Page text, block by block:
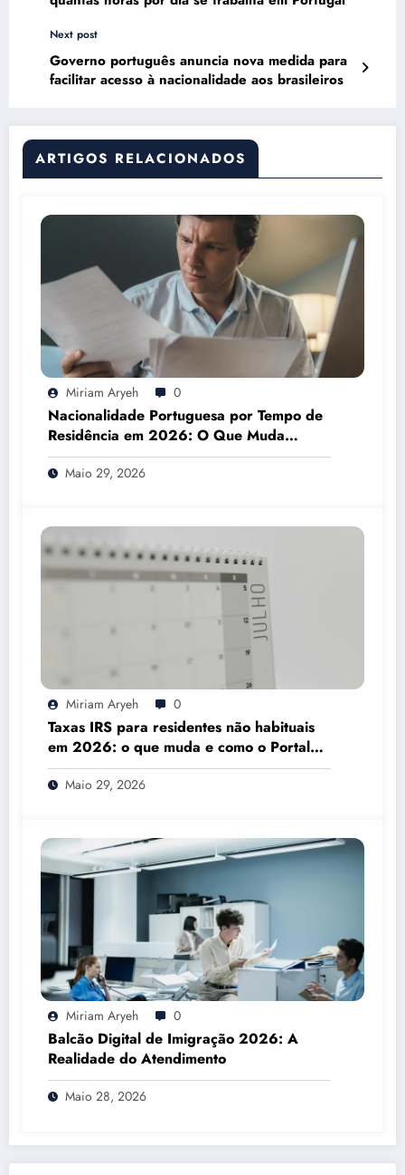
Next post
Governo português anuncia nova medida para
facilitar acesso à nacionalidade aos brasileiros
ARTIGOS RELACIONADOS
Miriam Aryeh 0
Nacionalidade Portuguesa por Tempo de
Residência em 2026: O Que Muda
Mesmo
Maio 29, 2026
Miriam Aryeh 0
Taxas IRS para residentes não habituais
em 2026: o que muda e como o Portal
das Finanças pode ajudar
Maio 29, 2026
Miriam Aryeh 0
Balcão Digital de Imigração 2026: A
Realidade do Atendimento
Maio 28, 2026